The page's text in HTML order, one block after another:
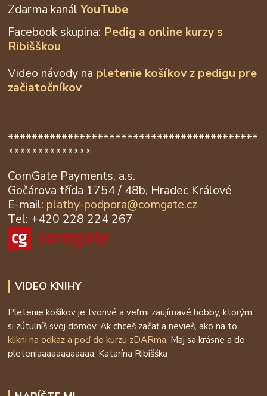
Zdarma kanálYouTube
Facebook skupina: Pedig a online kurzy s
Ribišškou
Video návody na pletenie košíkov z pedigu pre
začiatočníkov
******************************************
**************
ComGate Payments, a.s.
Gočárova třída 1754 / 48b, Hradec Králové
E-mail: platby-podpora@comgate.cz
Tel: +420 228 224 267
VIDEO KNIHY
Pletenie košíkov je tvorivé a veľmi zaujímavé hobby, ktorým
si zútulníš svoj domov. Ak chceš začať a nevieš, ako na to,
klikni na odkaz a poď do kurzu zDARma. Maj sa krásne a do
pleteniaaaaaaaaaaaa, Katarína Ribišška